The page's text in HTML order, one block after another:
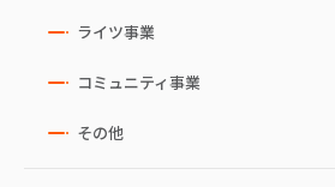
ライツ事業
コミュニティ事業
その他